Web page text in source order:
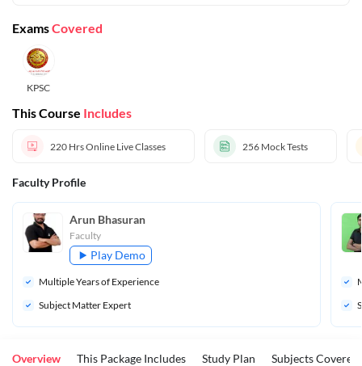
ExamsCovered
KPSC
This Course Includes
220 HrsOnline Live Classes 256 Mock Tests
Faculty Profile
Arun Bhasuran
Faculty
Play Demo
Multiple Years of Experience
Subject Matter Expert
Overview This Package Includes Study Plan Subjects Covered